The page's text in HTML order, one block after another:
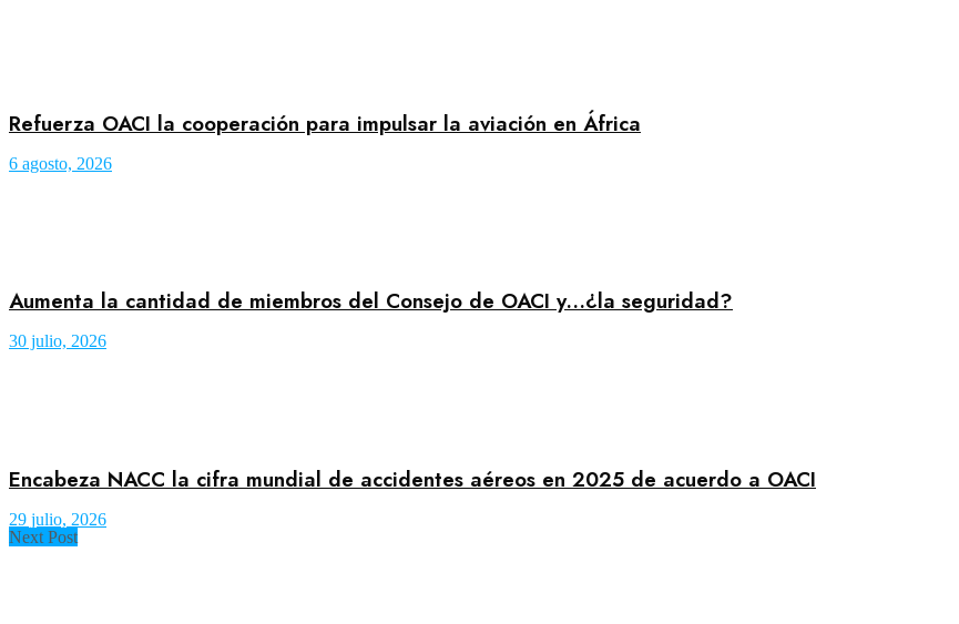
Refuerza OACI la cooperación para impulsar la aviación en África
6 agosto, 2026
Aumenta la cantidad de miembros del Consejo de OACI y…¿la seguridad?
30 julio, 2026
Encabeza NACC la cifra mundial de accidentes aéreos en 2025 de acuerdo a OACI
29 julio, 2026
Next Post